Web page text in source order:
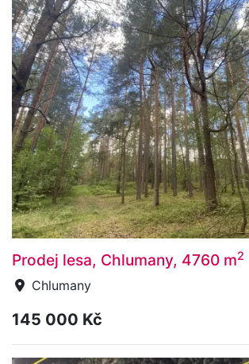
Prodej lesa, Chlumany, 4760 m2
Chlumany
145 000 Kč